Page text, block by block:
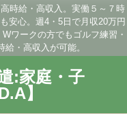
時給・高収入。実働５～７時
安心。週4・5日で月収20万円
ワークの方でもゴルフ練習・
・高収入が可能。
:家庭・子
】